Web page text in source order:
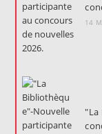
14